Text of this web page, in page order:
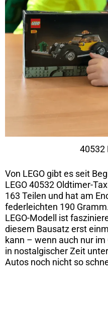
40532
Von LEGO gibt es seit
LEGO 40532 Oldtimer-
163 Teilen und hat am
federleichten 190
LEGO-Modell ist
diesem Bausatz erst
kann – wenn auch nur
in nostalgischer Zeit
Autos noch nicht so